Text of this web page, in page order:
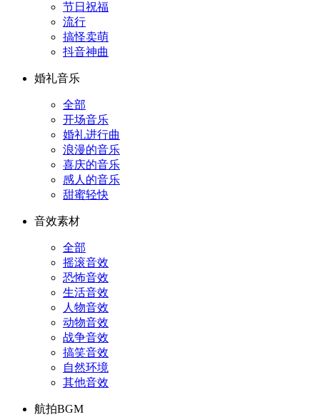
节日祝福
流行
搞怪卖萌
抖音神曲
婚礼音乐
全部
开场音乐
婚礼进行曲
浪漫的音乐
喜庆的音乐
感人的音乐
甜蜜轻快
音效素材
全部
摇滚音效
恐怖音效
生活音效
人物音效
动物音效
战争音效
搞笑音效
自然环境
其他音效
航拍BGM